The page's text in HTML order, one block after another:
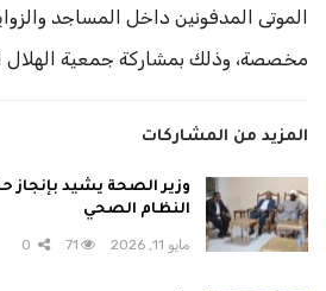
الموتى المدفونين داخل المساجد
مخصصة، وذلك بمشاركة جمعية الهلال
المزيد من المشاركات
وزير الصحة يشيد بإنجاز
النظام الصحي
مايو 11, 2026 71